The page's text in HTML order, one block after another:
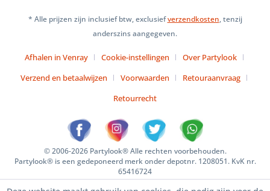
* Alle prijzen zijn inclusief btw, exclusiefverzendkosten, tenzij
anderszins aangegeven.
Afhalen in Venray Cookie-instellingen
Over Partylook
Verzend en betaalwijzen
Voorwaarden
Retouraanvraag
Retourrecht
© 2006-2026 Partylook® Alle rechten voorbehouden.
Partylook® is een gedeponeerd merk onder depotnr. 1208051. KvK nr.
65416724